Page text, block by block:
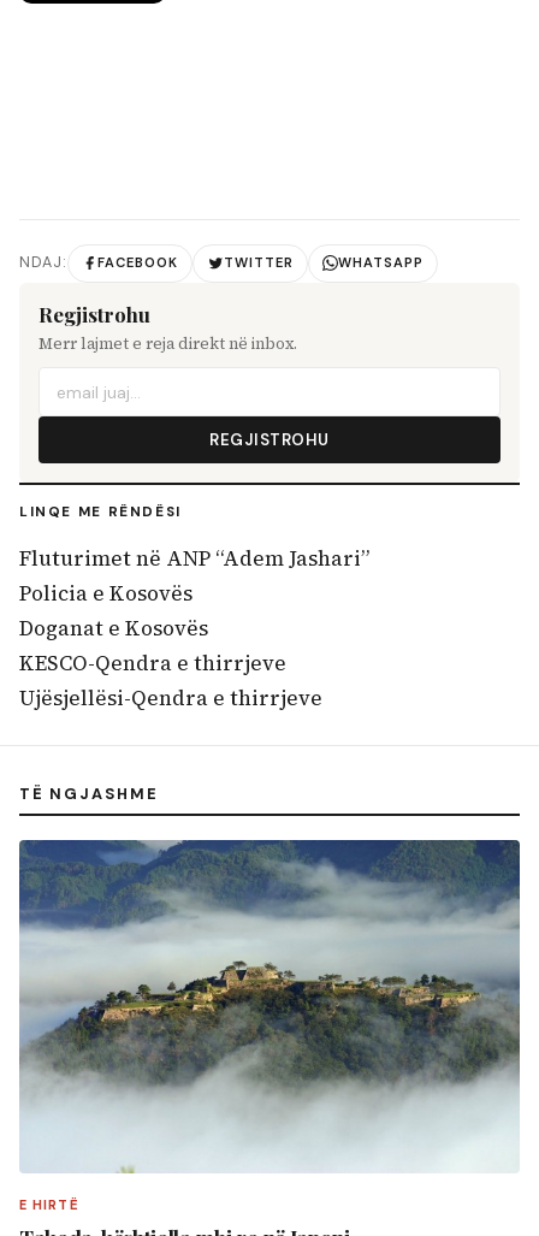
NDAJ: FACEBOOK TWITTER WHATSAPP
Regjistrohu
Merr lajmet e reja direkt në inbox.
REGJISTROHU
LINQE ME RËNDËSI
Fluturimet në ANP “Adem Jashari”
Policia e Kosovës
Doganat e Kosovës
KESCO-Qendra e thirrjeve
Ujësjellësi-Qendra e thirrjeve
TË NGJASHME
E HIRTË